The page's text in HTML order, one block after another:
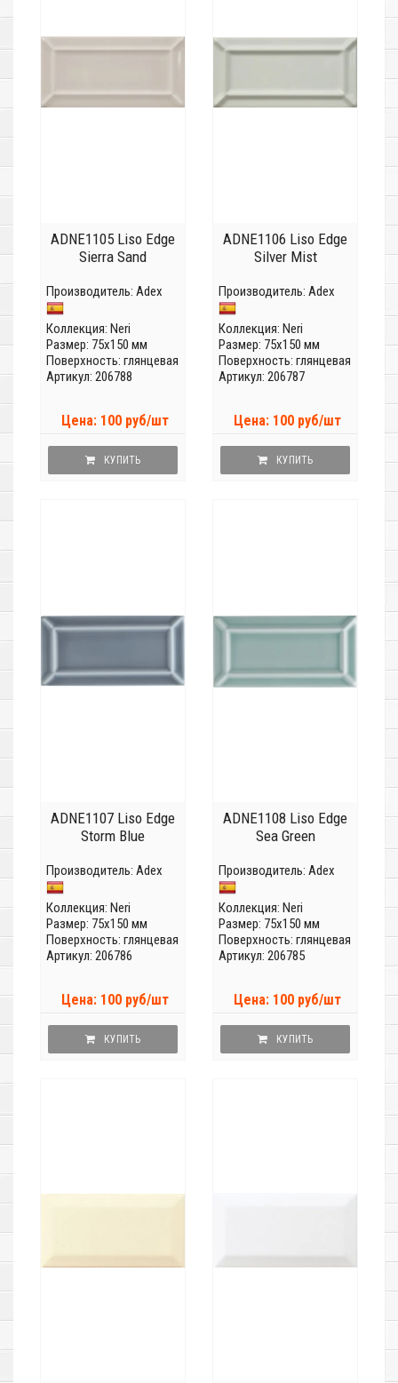
ADNE1105 Liso Edge
Sierra Sand
Производитель: Adex
Коллекция: Neri
Размер: 75x150 мм
Поверхность: глянцевая
Артикул: 206788
Цена: 100 руб/шт
КУПИТЬ
ADNE1106 Liso Edge
Silver Mist
Производитель: Adex
Коллекция: Neri
Размер: 75x150 мм
Поверхность: глянцевая
Артикул: 206787
Цена: 100 руб/шт
КУПИТЬ
ADNE1107 Liso Edge
Storm Blue
Производитель: Adex
Коллекция: Neri
Размер: 75x150 мм
Поверхность: глянцевая
Артикул: 206786
Цена: 100 руб/шт
КУПИТЬ
ADNE1108 Liso Edge
Sea Green
Производитель: Adex
Коллекция: Neri
Размер: 75x150 мм
Поверхность: глянцевая
Артикул: 206785
Цена: 100 руб/шт
КУПИТЬ